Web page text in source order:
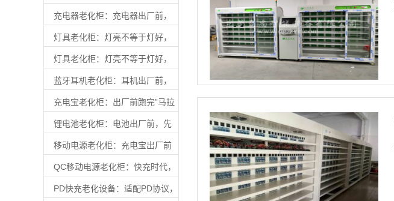
完”满载马拉松”
充电器老化柜：充电器出厂前，
先扛住满载
灯具老化柜：灯亮不等于灯好，
老化过才算合格
灯具老化柜：灯亮不等于灯好，
老化过才算合格
蓝牙耳机老化柜：耳机出厂前，
先扛住”续航焦虑”
充电宝老化柜：出厂前跑完”马拉
松”，用户才能放心用
锂电池老化柜：电池出厂前，先
扛住时间的考验
移动电源老化柜：充电宝出厂前
的最后一道质检
QC移动电源老化柜：快充时代，
不过这关别出厂
PD快充老化设备：适配PD协议，